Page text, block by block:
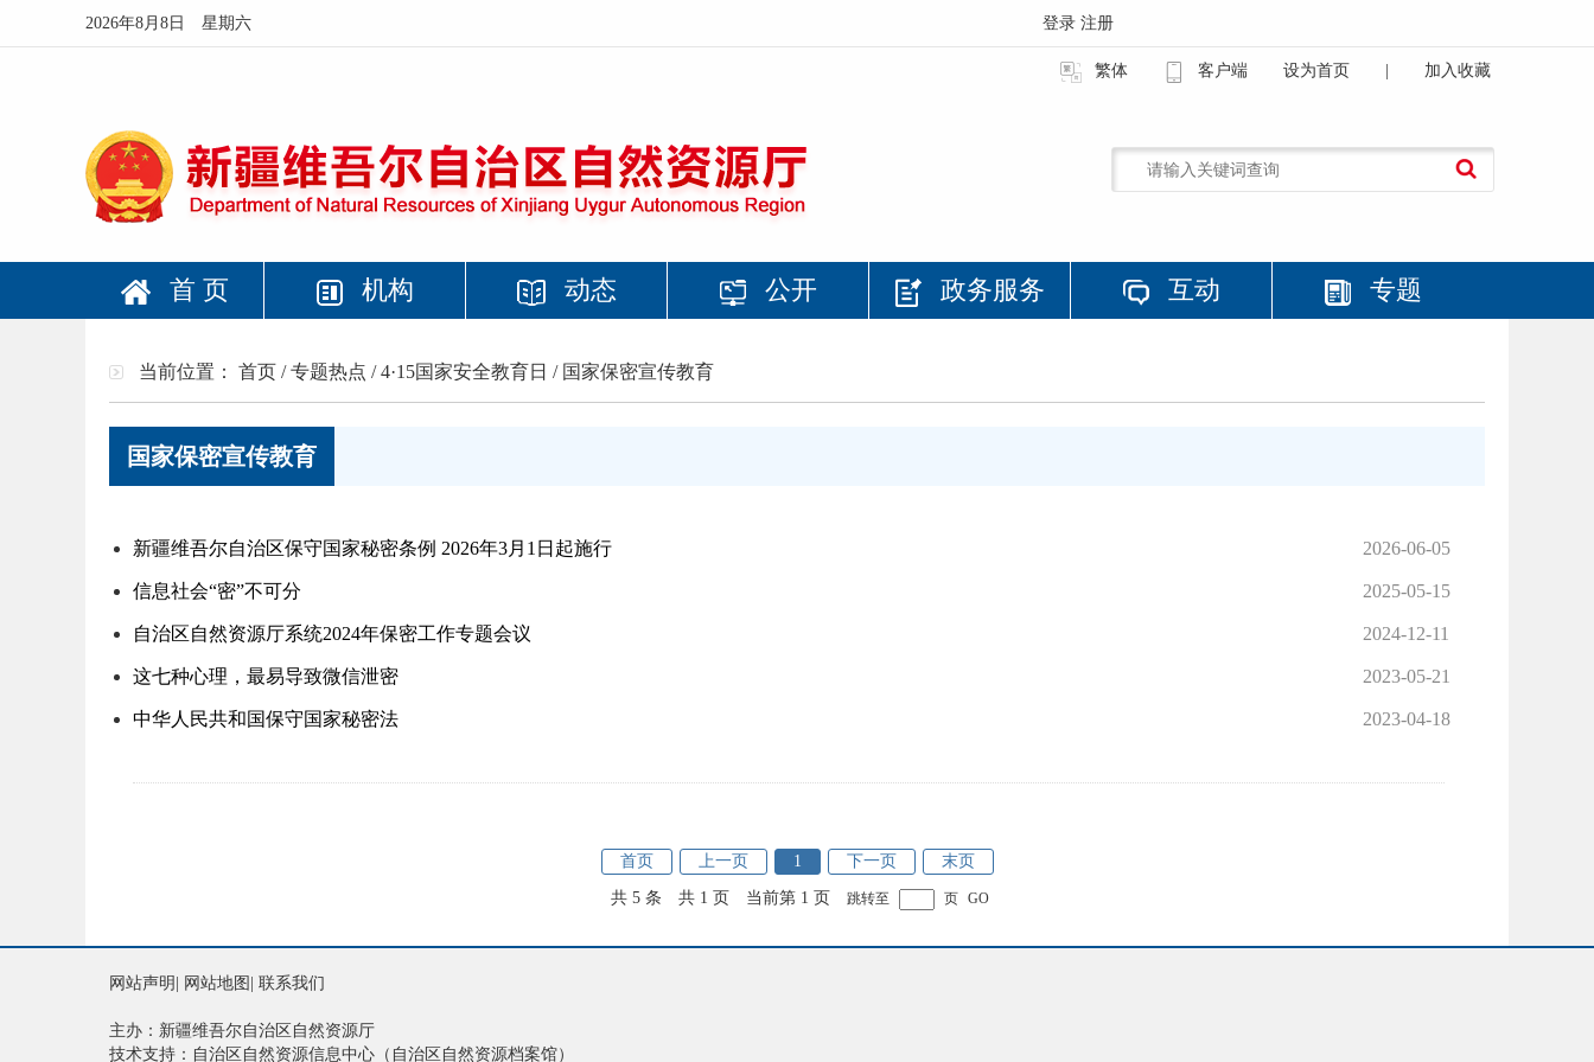
2026年8月8日 星期六 登录 注册
繁体 客户端 设为首页 加入收藏
首 页 机构 动态 公开 政务服务 互动 专题
当前位置： 首页 / 专题热点 / 4·15国家安全教育日 / 国家保密宣传教育
国家保密宣传教育
新疆维吾尔自治区保守国家秘密条例 2026年3月1日起施行 2026-06-05
信息社会“密”不可分 2025-05-15
自治区自然资源厅系统2024年保密工作专题会议 2024-12-11
这七种心理，最易导致微信泄密 2023-05-21
中华人民共和国保守国家秘密法 2023-04-18
首页 上一页 1 下一页 末页
共 5 条 共 1 页 当前第 1 页 跳转至 页 GO
网站声明 网站地图 联系我们
主办：新疆维吾尔自治区自然资源厅
技术支持：自治区自然资源信息中心（自治区自然资源档案馆）